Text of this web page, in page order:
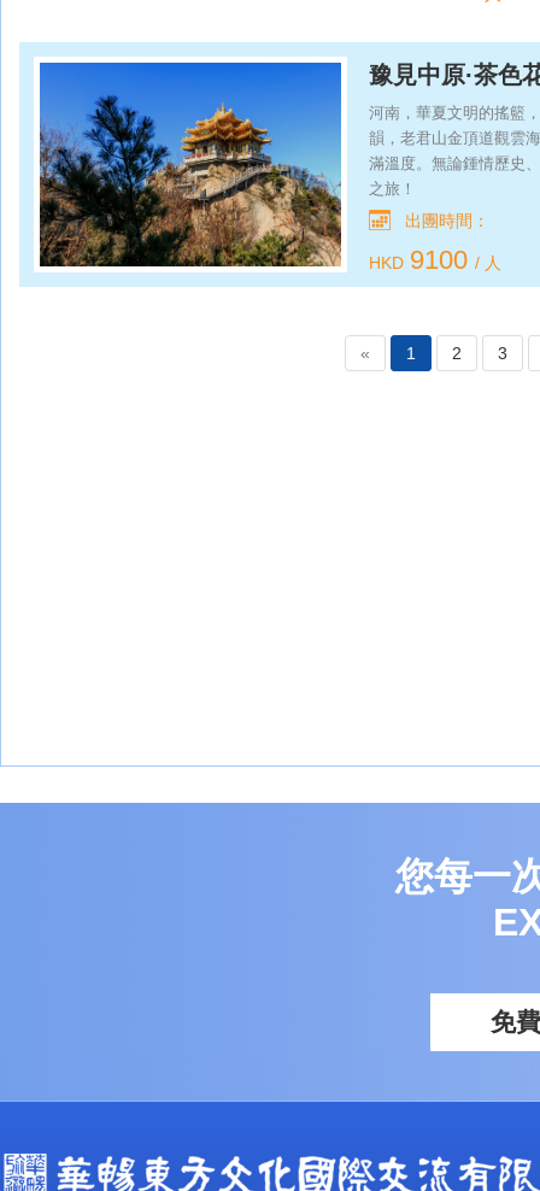
豫見中原·茶色
河南，華夏文明的搖籃
韻，老君山金頂道觀雲
滿溫度。無論鍾情歷史
之旅！
出團時間：
HKD 9100/ 人
« 1 2 3
您每一
免